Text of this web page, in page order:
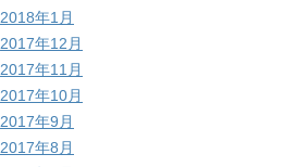
2018年1月
2017年12月
2017年11月
2017年10月
2017年9月
2017年8月